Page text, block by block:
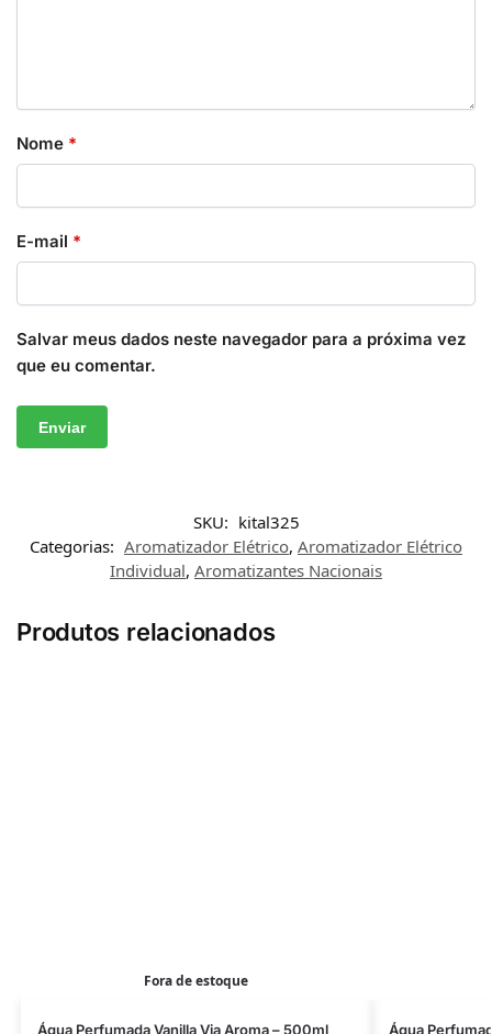
Nome *
E-mail *
Salvar meus dados neste navegador para a próxima vez
que eu comentar.
SKU: kital325
Categorias: Aromatizador Elétrico, Aromatizador Elétrico
Individual, Aromatizantes Nacionais
Produtos relacionados
Fora de estoque
Água Perfumada Vanilla Via Aroma – 500ml
Água